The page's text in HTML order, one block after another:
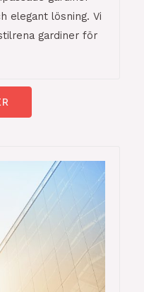
elegant lösning. Vi
gardiner för